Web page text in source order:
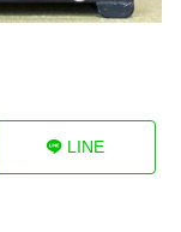
LINE